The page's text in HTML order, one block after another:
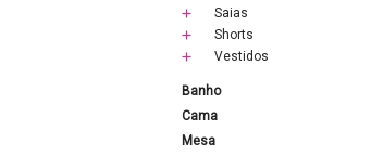
Saias
Shorts
Vestidos
Banho
Cama
Mesa